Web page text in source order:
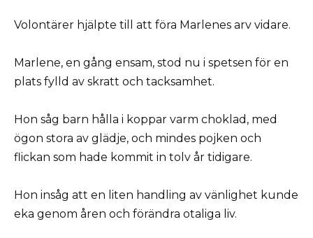
Volontärer hjälpte till att föra Marlenes arv vidare.
Marlene, en gång ensam, stod nu i spetsen för en
plats fylld av skratt och tacksamhet.
Hon såg barn hålla i koppar varm choklad, med
ögon stora av glädje, och mindes pojken och
flickan som hade kommit in tolv år tidigare.
Hon insåg att en liten handling av vänlighet kunde
eka genom åren och förändra otaliga liv.